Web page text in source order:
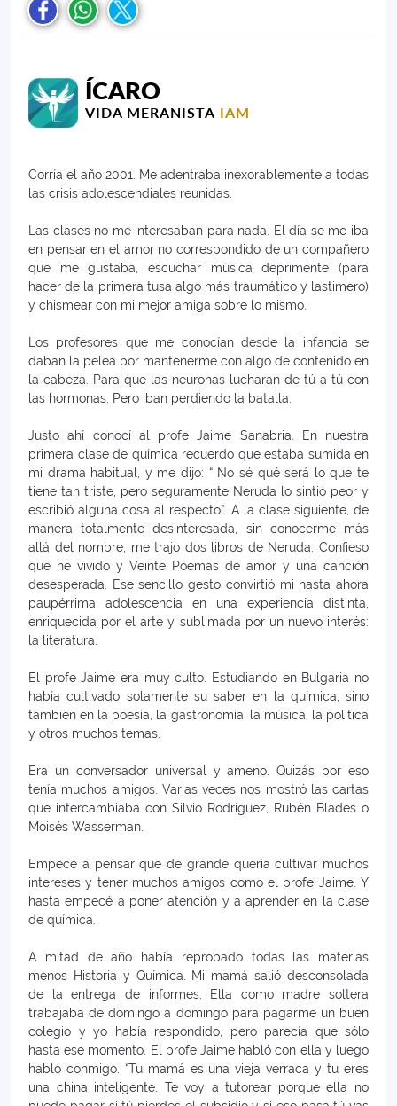
ÍCARO
VIDA MERANISTA IAM
Corría el año 2001. Me adentraba inexorablemente a todas
las crisis adolescendiales reunidas.
Las clases no me interesaban para nada. El día se me iba
en pensar en el amor no correspondido de un compañero
que me gustaba, escuchar música deprimente (para
hacer de la primera tusa algo más traumático y lastimero)
y chismear con mi mejor amiga sobre lo mismo.
Los profesores que me conocían desde la infancia se
daban la pelea por mantenerme con algo de contenido en
la cabeza. Para que las neuronas lucharan de tú a tú con
las hormonas. Pero iban perdiendo la batalla.
Justo ahí conocí al profe Jaime Sanabria. En nuestra
primera clase de química recuerdo que estaba sumida en
mi drama habitual, y me dijo: “ No sé qué será lo que te
tiene tan triste, pero seguramente Neruda lo sintió peor y
escribió alguna cosa al respecto”. A la clase siguiente, de
manera totalmente desinteresada, sin conocerme más
allá del nombre, me trajo dos libros de Neruda: Confieso
que he vivido y Veinte Poemas de amor y una canción
desesperada. Ese sencillo gesto convirtió mi hasta ahora
paupérrima adolescencia en una experiencia distinta,
enriquecida por el arte y sublimada por un nuevo interés:
la literatura.
El profe Jaime era muy culto. Estudiando en Bulgaria no
había cultivado solamente su saber en la química, sino
también en la poesía, la gastronomía, la música, la política
y otros muchos temas.
Era un conversador universal y ameno. Quizás por eso
tenía muchos amigos. Varias veces nos mostró las cartas
que intercambiaba con Silvio Rodríguez, Rubén Blades o
Moisés Wasserman.
Empecé a pensar que de grande quería cultivar muchos
intereses y tener muchos amigos como el profe Jaime. Y
hasta empecé a poner atención y a aprender en la clase
de química.
A mitad de año había reprobado todas las materias
menos Historia y Química. Mi mamá salió desconsolada
de la entrega de informes. Ella como madre soltera
trabajaba de domingo a domingo para pagarme un buen
colegio y yo había respondido, pero parecía que sólo
hasta ese momento. El profe Jaime habló con ella y luego
habló conmigo. “Tu mamá es una vieja verraca y tu eres
una china inteligente. Te voy a tutorear porque ella no